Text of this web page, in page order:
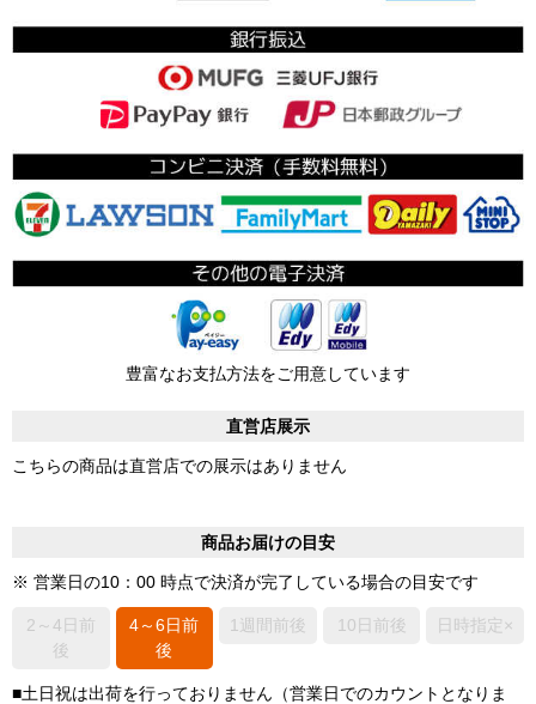
豊富なお支払方法をご用意しています
直営店展示
こちらの商品は直営店での展示はありません
商品お届けの目安
※ 営業日の10：00 時点で決済が完了している場合の目安です
2～4日前
後
4～6日前
後
1週間前後 10日前後 日時指定×
■土日祝は出荷を行っておりません（営業日でのカウントとなりま